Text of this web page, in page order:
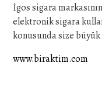
İgos sigara
elektronik sigara
konusunda size
www.biraktim.com